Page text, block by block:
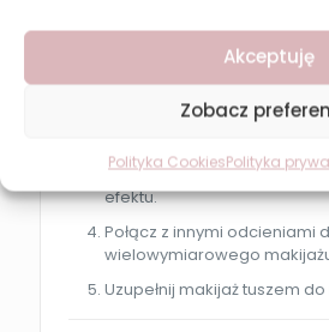
Akceptuję
Zobacz
Polityka CookiesPolityka
Nałóż bazę pod cienie, aby
makijażu.
Aplikuj cień na powiekę za
Blenduj produkt dla
efektu.
Połącz z innymi odcieniami
wielowymiarowego
Uzupełnij makijaż tuszem do